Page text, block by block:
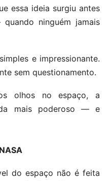
essa ideia surgiu antes
ninguém jamais
e impressionante.
sem questionamento.
olhos no espaço, a
mais poderoso — e
do espaço não é feita